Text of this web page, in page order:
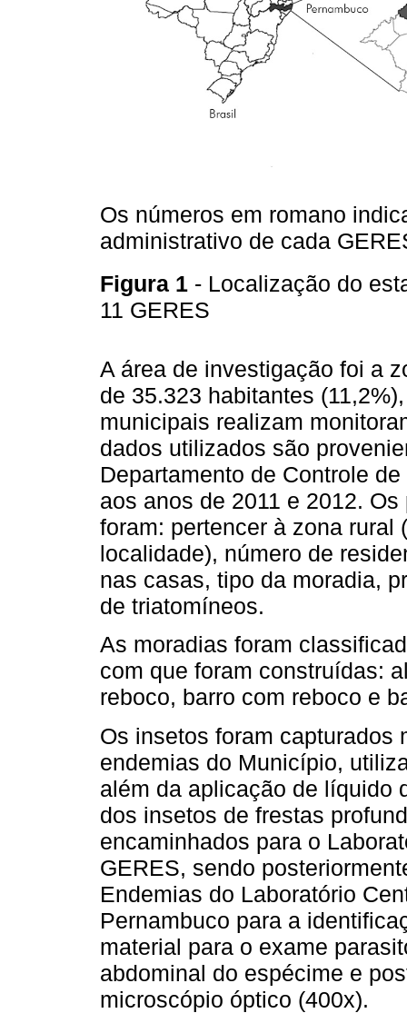
Os números em romano
administrativo de cada
Figura 1 - Localização do
11 GERES
A área de investigação foi a
de 35.323 habitantes
municipais realizam
dados utilizados são
Departamento de Controle
aos anos de 2011 e 2012.
foram: pertencer à zona
localidade), número de
nas casas, tipo da moradia,
de triatomíneos.
As moradias foram
com que foram construídas:
reboco, barro com reboco e
Os insetos foram capturados
endemias do Município,
além da aplicação de líquido
dos insetos de frestas
encaminhados para o
GERES, sendo
Endemias do Laboratório
Pernambuco para a
material para o exame
abdominal do espécime e
microscópio óptico (400x).